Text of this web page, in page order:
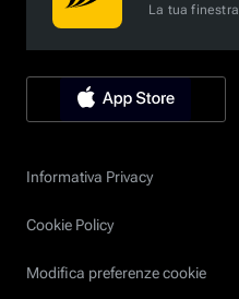
La tua
Informativa Privacy
Cookie Policy
Modifica preferenze cookie